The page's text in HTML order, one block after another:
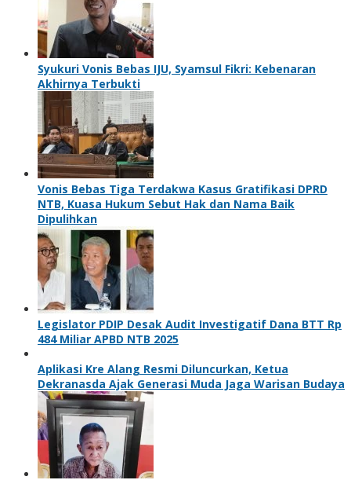
Syukuri Vonis Bebas IJU, Syamsul Fikri: Kebenaran
Akhirnya Terbukti
Vonis Bebas Tiga Terdakwa Kasus Gratifikasi DPRD
NTB, Kuasa Hukum Sebut Hak dan Nama Baik
Dipulihkan
Legislator PDIP Desak Audit Investigatif Dana BTT Rp
484 Miliar APBD NTB 2025
Aplikasi Kre Alang Resmi Diluncurkan, Ketua
Dekranasda Ajak Generasi Muda Jaga Warisan Budaya